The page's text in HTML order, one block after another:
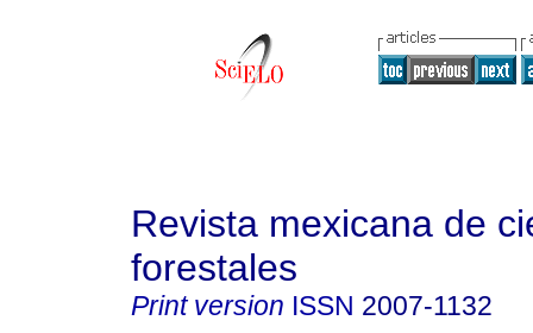
Revista mexicana de
forestales
Print version ISSN 2007-1132